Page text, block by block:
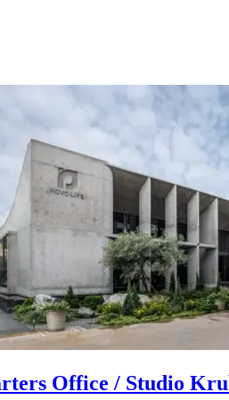
Office / Studio